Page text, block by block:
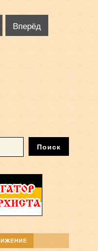
Вперёд